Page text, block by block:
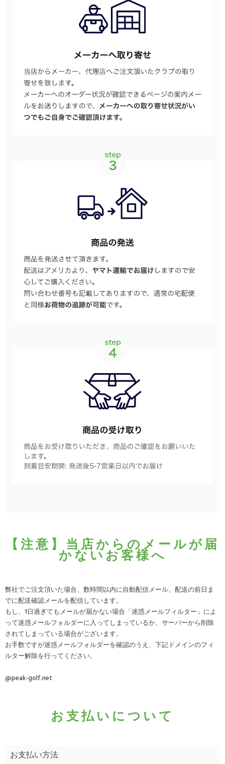
【注意】当店からのメールが届
かないお客様へ
弊社でご注文頂いた場合、数時間以内に自動配信メール、配送の前日ま
でに配送確認メールを配信しています。
もし、1日過ぎてもメールが届かない場合「迷惑メールフィルター」によ
って迷惑メールフォルダーに入ってしまっているか、サーバーから削除
されてしまっている場合がございます。
お手数ですが迷惑メールフォルダーを確認のうえ、下記ドメインのフィ
ルター解除を行ってください。
@peak-golf.net
お支払いについて
お支払い方法